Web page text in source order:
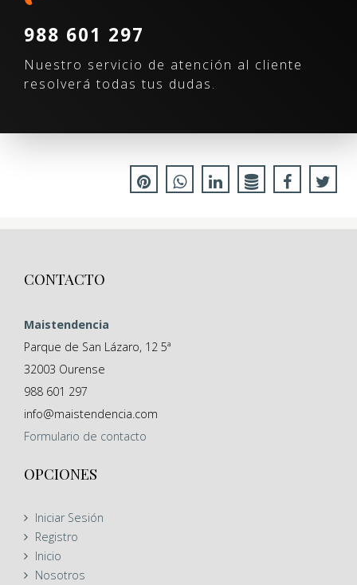
988 601 297
Nuestro servicio de atención al cliente
resolverá todas tus dudas.
CONTACTO
Maistendencia
Parque de San Lázaro, 12 5ª
32003 Ourense
988 601 297
info@maistendencia.com
Formulario de contacto
OPCIONES
Iniciar Sesión
Registro
Inicio
Nosotros